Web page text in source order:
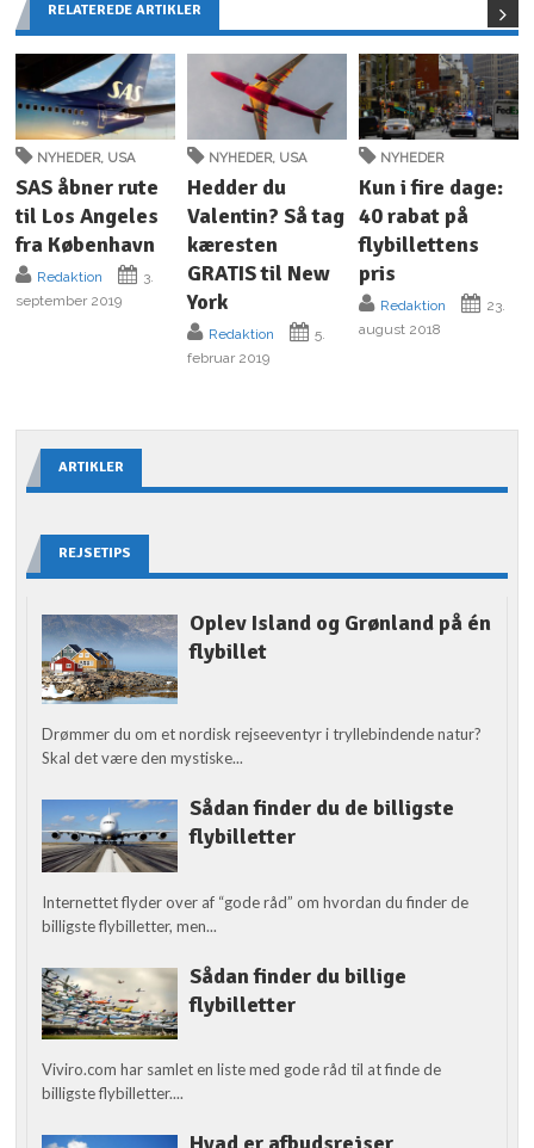
RELATEREDE ARTIKLER
NYHEDER, USA
SAS åbner rute
til Los Angeles
fra København
Redaktion
3.
september 2019
NYHEDER, USA
Hedder du
Valentin? Så tag
kæresten
GRATIS til New
York
Redaktion
5.
februar 2019
NYHEDER
Kun i fire dage:
40 rabat på
flybillettens
pris
Redaktion
23.
august 2018
ARTIKLER
REJSETIPS
Oplev Island og Grønland på én
flybillet
Drømmer du om et nordisk rejseeventyr i tryllebindende natur?
Skal det være den mystiske...
Sådan finder du de billigste
flybilletter
Internettet flyder over af “gode råd” om hvordan du finder de
billigste flybilletter, men...
Sådan finder du billige
flybilletter
Viviro.com har samlet en liste med gode råd til at finde de
billigste flybilletter....